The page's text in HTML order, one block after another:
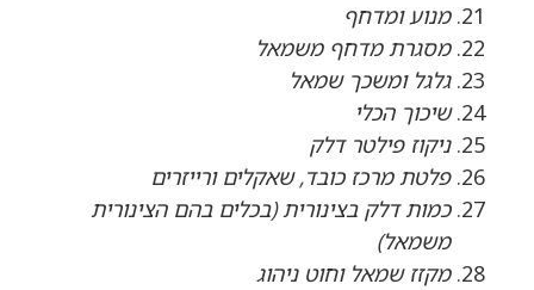
מנוע ומדחף
מסגרת מדחף משמאל
גלגל ומשכך שמאל
שיכוך הכלי
ניקוז פילטר דלק
פלטת מרכז כובד, שאקלים ורייזרים
כמות דלק בצינורית (בכלים בהם הצינורית
משמאל)
מקזז שמאל וחוט ניהוג